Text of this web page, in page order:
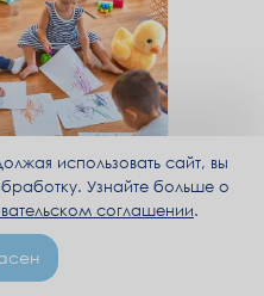
нельзя
использовать сайт, вы
Узнайте больше о
соглашении.